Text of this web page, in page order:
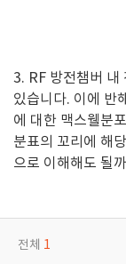
3. RF 방전챔버 내
있습니다. 이에 반
에 대한 맥스웰분
분표의 꼬리에 해
으로 이해해도 될
전체 1